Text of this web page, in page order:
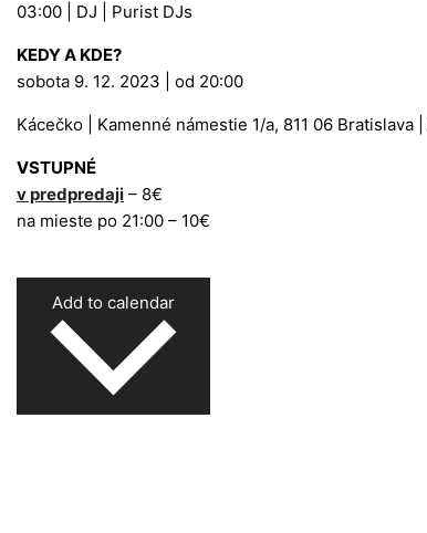
03:00 | DJ | Purist DJs
KEDY A KDE?
sobota 9. 12. 2023
od 20:00
Kácečko Kamenné námestie 1/a, 811 06 Bratislava
VSTUPNÉ
v predpredaji – 8€
na mieste po 21:00 – 10€